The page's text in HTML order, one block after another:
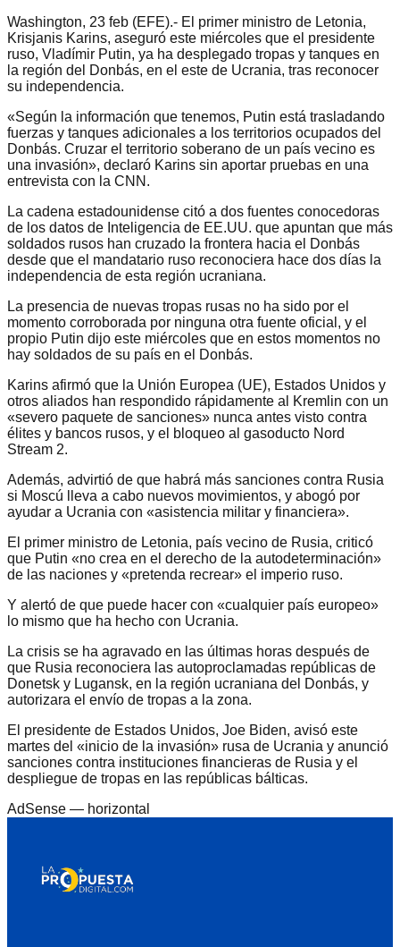
Washington, 23 feb (EFE).- El primer ministro de Letonia,
Krisjanis Karins, aseguró este miércoles que el presidente
ruso, Vladímir Putin, ya ha desplegado tropas y tanques en
la región del Donbás, en el este de Ucrania, tras reconocer
su independencia.
«Según la información que tenemos, Putin está trasladando
fuerzas y tanques adicionales a los territorios ocupados del
Donbás. Cruzar el territorio soberano de un país vecino es
una invasión», declaró Karins sin aportar pruebas en una
entrevista con la CNN.
La cadena estadounidense citó a dos fuentes conocedoras
de los datos de Inteligencia de EE.UU. que apuntan que más
soldados rusos han cruzado la frontera hacia el Donbás
desde que el mandatario ruso reconociera hace dos días la
independencia de esta región ucraniana.
La presencia de nuevas tropas rusas no ha sido por el
momento corroborada por ninguna otra fuente oficial, y el
propio Putin dijo este miércoles que en estos momentos no
hay soldados de su país en el Donbás.
Karins afirmó que la Unión Europea (UE), Estados Unidos y
otros aliados han respondido rápidamente al Kremlin con un
«severo paquete de sanciones» nunca antes visto contra
élites y bancos rusos, y el bloqueo al gasoducto Nord
Stream 2.
Además, advirtió de que habrá más sanciones contra Rusia
si Moscú lleva a cabo nuevos movimientos, y abogó por
ayudar a Ucrania con «asistencia militar y financiera».
El primer ministro de Letonia, país vecino de Rusia, criticó
que Putin «no crea en el derecho de la autodeterminación»
de las naciones y «pretenda recrear» el imperio ruso.
Y alertó de que puede hacer con «cualquier país europeo»
lo mismo que ha hecho con Ucrania.
La crisis se ha agravado en las últimas horas después de
que Rusia reconociera las autoproclamadas repúblicas de
Donetsk y Lugansk, en la región ucraniana del Donbás, y
autorizara el envío de tropas a la zona.
El presidente de Estados Unidos, Joe Biden, avisó este
martes del «inicio de la invasión» rusa de Ucrania y anunció
sanciones contra instituciones financieras de Rusia y el
despliegue de tropas en las repúblicas bálticas.
AdSense — horizontal